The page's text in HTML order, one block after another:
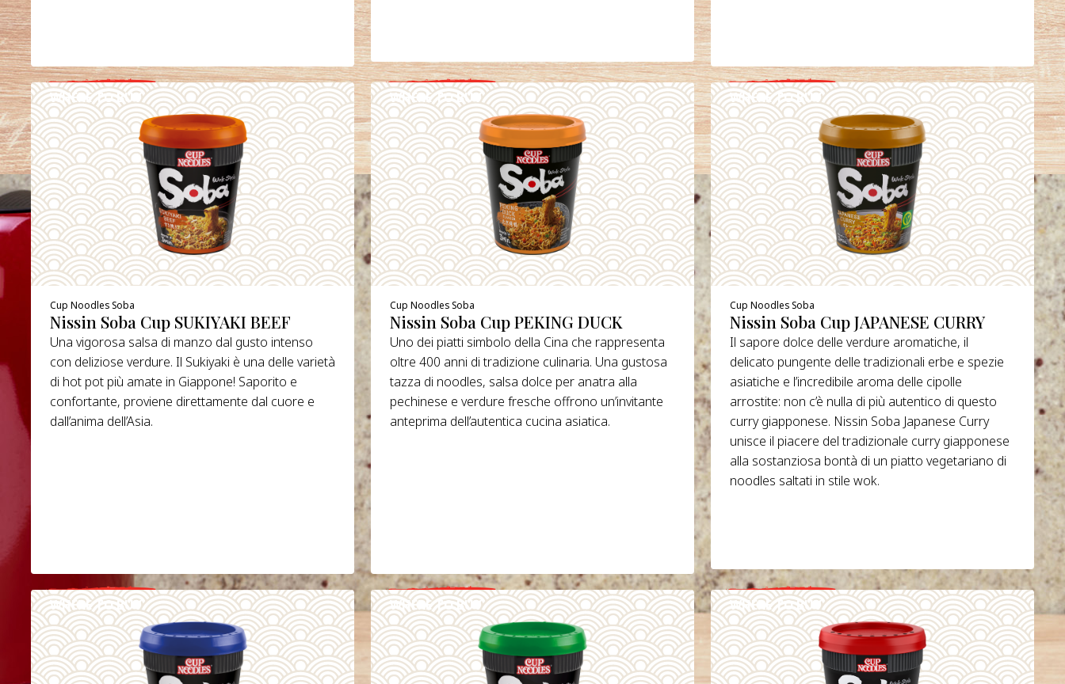
WHERE TO BUY
DETAILS
WHERE TO BUY
DETAILS
WHERE TO BUY
DETAILS
Cup Noodles Soba
Nissin Soba Cup SUKIYAKI BEEF
Una vigorosa salsa di manzo dal gusto intenso
con deliziose verdure. Il Sukiyaki è una delle varietà
di hot pot più amate in Giappone! Saporito e
confortante, proviene direttamente dal cuore e
dall’anima dell’Asia.
WHERE TO BUY
DETAILS
Cup Noodles Soba
Nissin Soba Cup PEKING DUCK
Uno dei piatti simbolo della Cina che rappresenta
oltre 400 anni di tradizione culinaria. Una gustosa
tazza di noodles, salsa dolce per anatra alla
pechinese e verdure fresche offrono un’invitante
anteprima dell’autentica cucina asiatica.
WHERE TO BUY
DETAILS
Cup Noodles Soba
Nissin Soba Cup JAPANESE CURRY
Il sapore dolce delle verdure aromatiche, il
delicato pungente delle tradizionali erbe e spezie
asiatiche e l’incredibile aroma delle cipolle
arrostite: non c’è nulla di più autentico di questo
curry giapponese. Nissin Soba Japanese Curry
unisce il piacere del tradizionale curry giapponese
alla sostanziosa bontà di un piatto vegetariano di
noodles saltati in stile wok.
WHERE TO BUY
DETAILS